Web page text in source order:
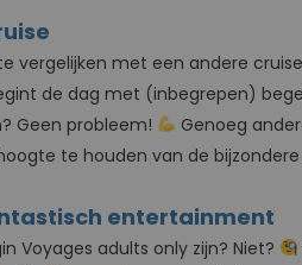
vergelijken met een andere
de dag met (inbegrepen)
Geen probleem!
Genoeg
te houden van de
entertainment
Voyages adults only zijn? Niet?